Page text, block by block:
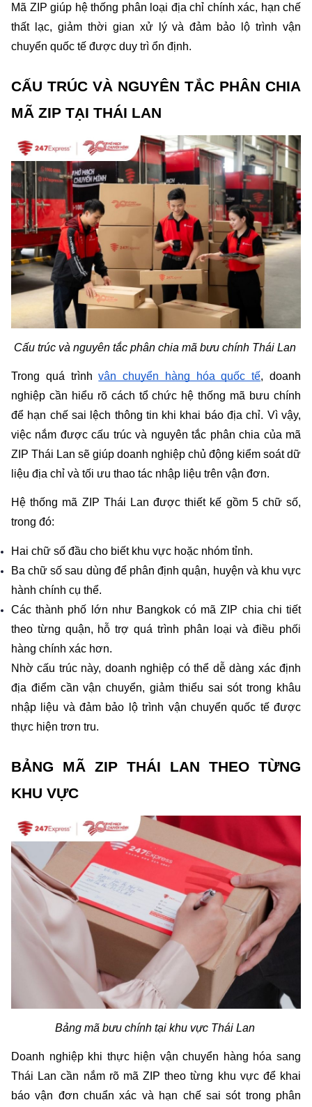
Mã ZIP giúp hệ thống phân loại địa chỉ chính xác, hạn chế
thất lạc, giảm thời gian xử lý và đảm bảo lộ trình vận
chuyển quốc tế được duy trì ổn định.
CẤU TRÚC VÀ NGUYÊN TẮC PHÂN CHIA
MÃ ZIP TẠI THÁI LAN
Cấu trúc và nguyên tắc phân chia mã bưu chính Thái Lan
Trong quá trình vận chuyển hàng hóa quốc tế, doanh
nghiệp cần hiểu rõ cách tổ chức hệ thống mã bưu chính
để hạn chế sai lệch thông tin khi khai báo địa chỉ. Vì vậy,
việc nắm được cấu trúc và nguyên tắc phân chia của mã
ZIP Thái Lan sẽ giúp doanh nghiệp chủ động kiểm soát dữ
liệu địa chỉ và tối ưu thao tác nhập liệu trên vận đơn.
Hệ thống mã ZIP Thái Lan được thiết kế gồm 5 chữ số,
trong đó:
Hai chữ số đầu cho biết khu vực hoặc nhóm tỉnh.
Ba chữ số sau dùng để phân định quận, huyện và khu vực
hành chính cụ thể.
Các thành phố lớn như Bangkok có mã ZIP chia chi tiết
theo từng quận, hỗ trợ quá trình phân loại và điều phối
hàng chính xác hơn.
Nhờ cấu trúc này, doanh nghiệp có thể dễ dàng xác định
địa điểm cần vận chuyển, giảm thiểu sai sót trong khâu
nhập liệu và đảm bảo lộ trình vận chuyển quốc tế được
thực hiện trơn tru.
BẢNG MÃ ZIP THÁI LAN THEO TỪNG
KHU VỰC
Bảng mã bưu chính tại khu vực Thái Lan
Doanh nghiệp khi thực hiện vận chuyển hàng hóa sang
Thái Lan cần nắm rõ mã ZIP theo từng khu vực để khai
báo vận đơn chuẩn xác và hạn chế sai sót trong phân